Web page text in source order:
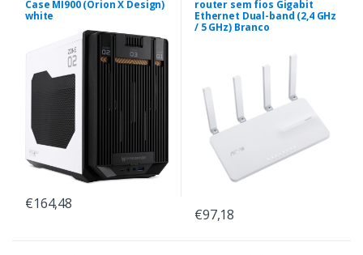
Case MI900 (Orion X Design)
white
€164,48
router sem fios Gigabit
Ethernet Dual-band (2,4 GHz
/ 5 GHz) Branco
€97,18